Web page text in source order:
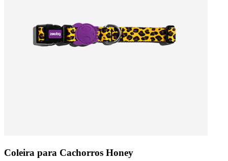
Coleira para Cachorros Honey